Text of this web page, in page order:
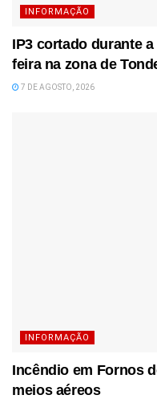
INFORMAÇÃO
IP3 cortado durante
feira na zona de
7 DE AGOSTO, 2026
INFORMAÇÃO
Incêndio em Fornos
meios aéreos